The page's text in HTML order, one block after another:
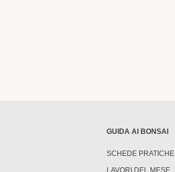
GUIDA AI BONSAI
SCHEDE PRATICHE
LAVORI DEL MESE